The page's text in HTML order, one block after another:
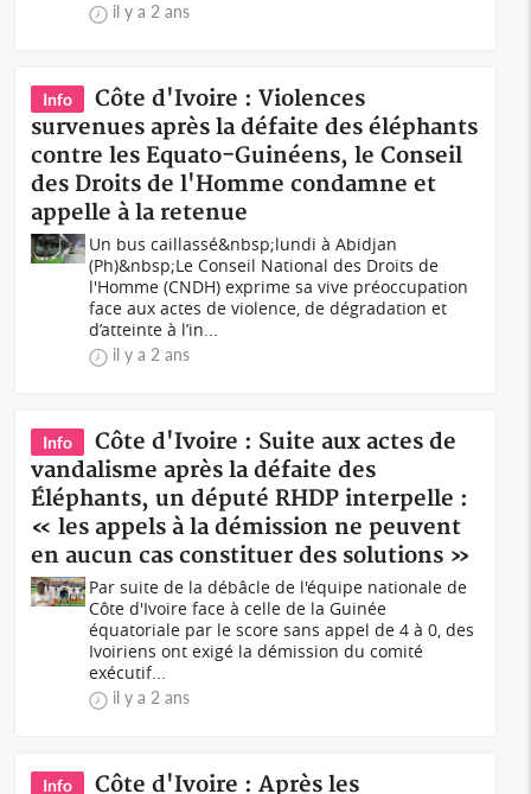
il y a 2 ans
Info
Côte d'Ivoire : Violences
survenues après la défaite des éléphants
contre les Equato-Guinéens, le Conseil
des Droits de l'Homme condamne et
appelle à la retenue
Un bus caillassé&nbsp;lundi à Abidjan
(Ph)&nbsp;Le Conseil National des Droits de
l'Homme (CNDH) exprime sa vive préoccupation
face aux actes de violence, de dégradation et
d’atteinte à l’in...
il y a 2 ans
Info
Côte d'Ivoire : Suite aux actes de
vandalisme après la défaite des
Éléphants, un député RHDP interpelle :
« les appels à la démission ne peuvent
en aucun cas constituer des solutions »
Par suite de la débâcle de l'équipe nationale de
Côte d'Ivoire face à celle de la Guinée
équatoriale par le score sans appel de 4 à 0, des
Ivoiriens ont exigé la démission du comité
exécutif...
il y a 2 ans
Info Côte d'Ivoire : Après les